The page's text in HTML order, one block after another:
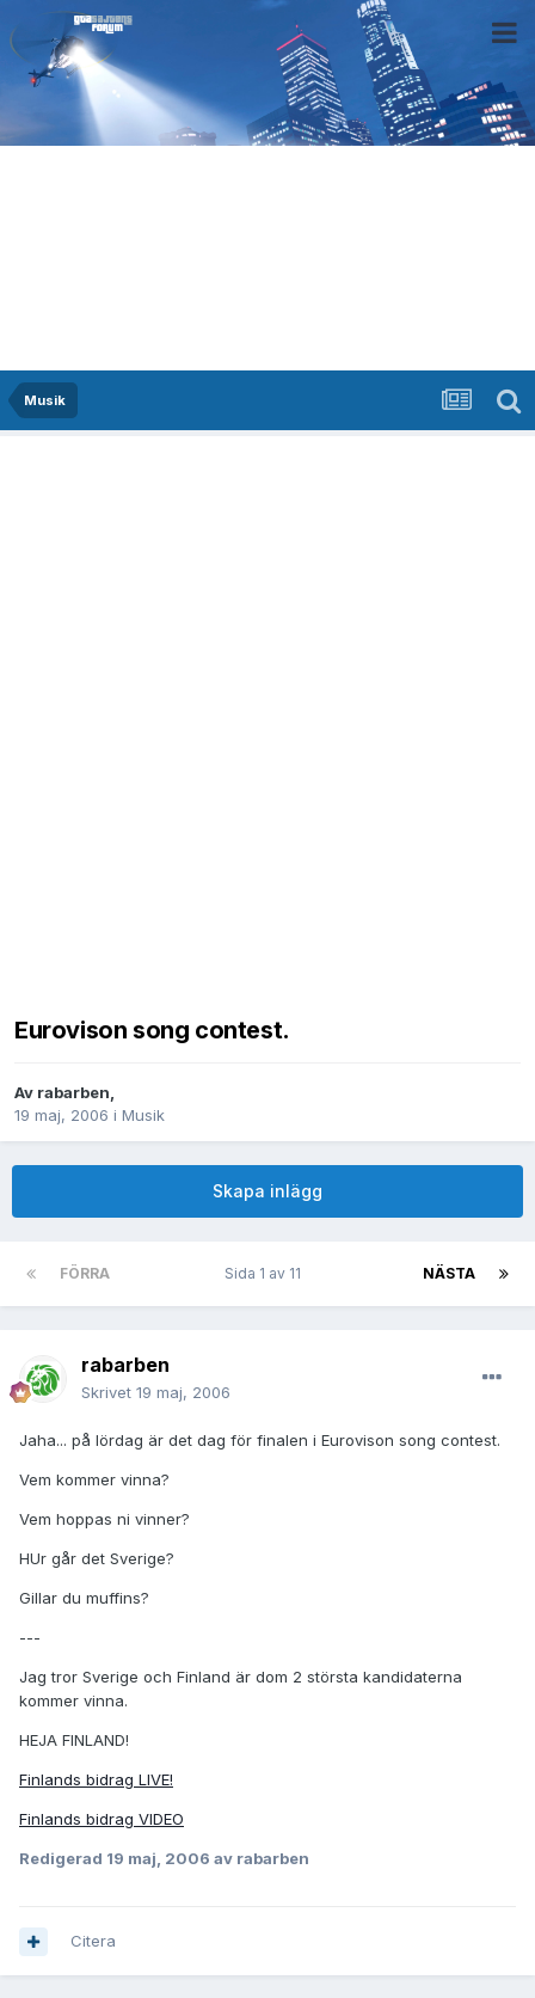
Musik
Eurovison song contest.
Av rabarben,
19 maj, 2006 i Musik
Skapa inlägg
FÖRRA NÄSTA
Sida 1 av 11
rabarben
Skrivet 19 maj, 2006
Jaha... på lördag är det dag för finalen i Eurovison song contest.
Vem kommer vinna?
Vem hoppas ni vinner?
HUr går det Sverige?
Gillar du muffins?
---
Jag tror Sverige och Finland är dom 2 största kandidaterna
kommer vinna.
HEJA FINLAND!
Finlands bidrag LIVE!
Finlands bidrag VIDEO
Redigerad 19 maj, 2006 av rabarben
Citera